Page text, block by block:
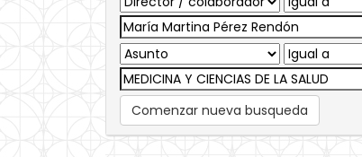
Comenzar nueva busqueda